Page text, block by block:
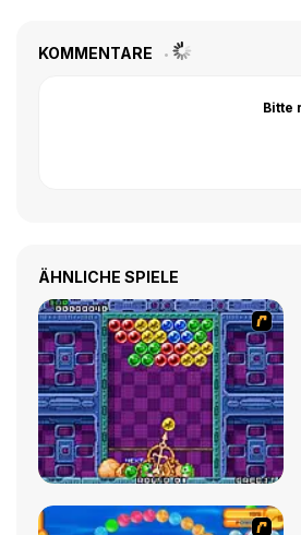
KOMMENTARE
Bitte
ÄHNLICHE SPIELE